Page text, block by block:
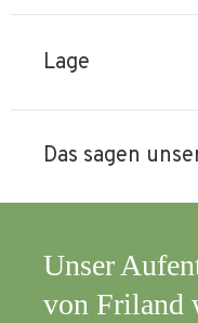
Lage
Das sagen
Tiny HouseEs